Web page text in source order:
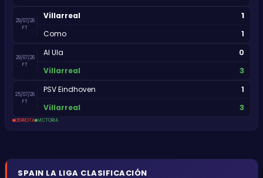
29/07/26
FT
Villarreal 1
Como 1
29/07/26
FT
Al Ula 0
Villarreal 3
25/07/26
FT
PSV Eindhoven 1
Villarreal 3
DERROTA VICTORIA
SPAIN LA LIGA CLASIFICACIÓN